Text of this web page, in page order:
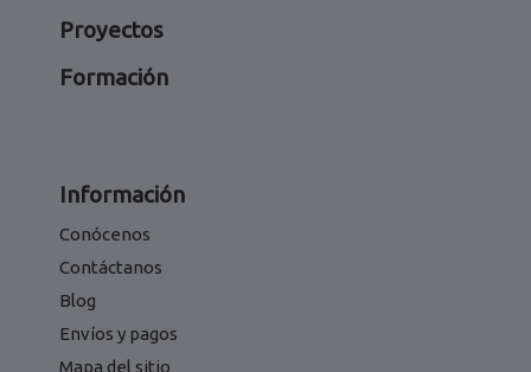
Proyectos
Formación
Información
Conócenos
Contáctanos
Blog
Envíos y pagos
Mapa del sitio